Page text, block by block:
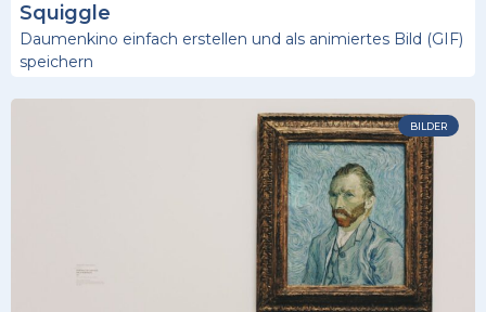
Squiggle
Daumenkino einfach erstellen und als animiertes Bild (GIF)
speichern
BILDER